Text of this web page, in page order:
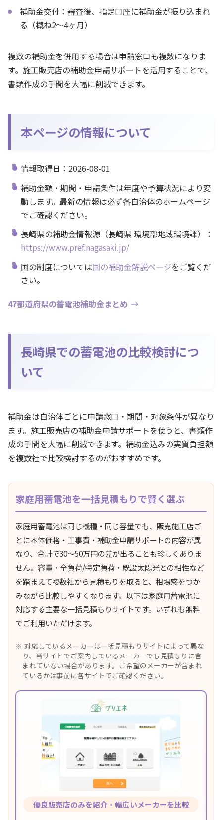
補助金交付：審査後、指定口座に補助金が振り込まれ
る（概ね2〜4ヶ月）
複数の補助金を併用する場合は申請窓口も複数になりま
す。施工販売店の補助金申請サポートを活用することで、
書類作成の手間を大幅に削減できます。
本ページの情報について
情報取得日：2026-08-01
補助金額・期間・申請条件は年度や予算状況により変
動します。最新の情報は必ず各自治体のホームページ
でご確認ください。
長崎県の補助金情報源（長崎県 環境部地域環境課）：
https://www.pref.nagasaki.jp/
国の制度については国の補助金解説ページをご覧くだ
さい。
47都道府県の蓄電池補助金まとめ
長崎県での蓄電池の比較検討につ
いて
補助金は自治体ごとに申請窓口・期間・対象条件が異なり
ます。施工販売店の補助金申請サポートを使うと、書類作
成の手間を大幅に削減できます。補助金込みの実質負担額
を複数社で比較検討するのがおすすめです。
家庭用蓄電池を一括見積もりで賢く選ぶ
家庭用蓄電池は同じ機種・同じ容量でも、販売施工店ご
とに本体価格・工事費・補助金申請サポートの内容が異
なり、合計で30〜50万円の差が出ることも珍しくありま
せん。容量・全負荷/特定負荷・既設太陽光との相性など
を踏まえて複数社から見積もりを取ると、相場感をつか
みながら比較しやすくなります。以下は家庭用蓄電池に
対応する主要な一括見積もりサイトです。いずれも無料
でご利用いただけます。
対応しているメーカーは一括見積もりサイトによって異な
り、当サイトでご案内しているメーカーでも見積もりに含
まれていない場合があります。ご希望のメーカーが含まれ
ているかは事前に各サイトでご確認ください。
優良販売店のみを紹介・幅広いメーカーを比較